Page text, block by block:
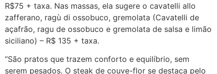
R$75 + taxa. Nas massas, ela sugere o cavatelli allo
zafferano, ragù di ossobuco, gremolata (Cavatelli de
açafrão, ragu de ossobuco e gremolata de salsa e limão
siciliano) – R$ 135 + taxa.
“São pratos que trazem conforto e equilíbrio, sem
serem pesados. O steak de couve-flor se destaca pelo